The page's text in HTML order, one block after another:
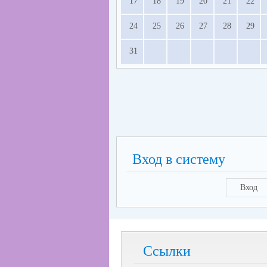
24 25 26 27 28 29
31
Вход в систему
Вход
Ссылки